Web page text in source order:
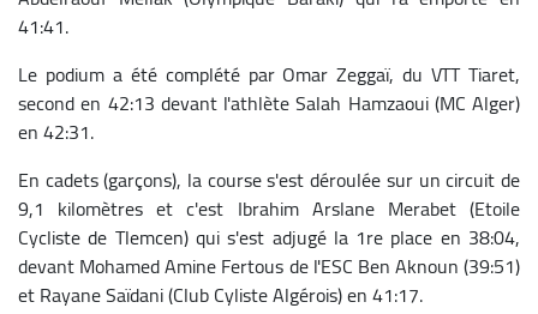
41:41.
Le podium a été complété par Omar Zeggaï, du VTT Tiaret,
second en 42:13 devant l'athlète Salah Hamzaoui (MC Alger)
en 42:31.
En cadets (garçons), la course s'est déroulée sur un circuit de
9,1 kilomètres et c'est Ibrahim Arslane Merabet (Etoile
Cycliste de Tlemcen) qui s'est adjugé la 1re place en 38:04,
devant Mohamed Amine Fertous de l'ESC Ben Aknoun (39:51)
et Rayane Saïdani (Club Cyliste Algérois) en 41:17.